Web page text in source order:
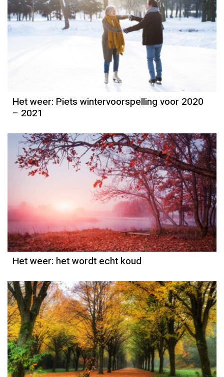
Het weer: Piets wintervoorspelling voor 2020
– 2021
Het weer
Piet Paulusma
Het weer: het wordt echt koud
Het weer
Piet Paulusma